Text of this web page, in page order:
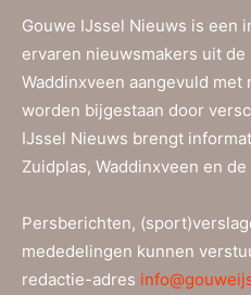
Gouwe IJssel Nieuws is een
ervaren nieuwsmakers uit
Waddinxveen aangevuld
worden bijgestaan door
IJssel Nieuws brengt
Zuidplas, Waddinxveen en
Persberichten,
mededelingen kunnen
redactie-adres